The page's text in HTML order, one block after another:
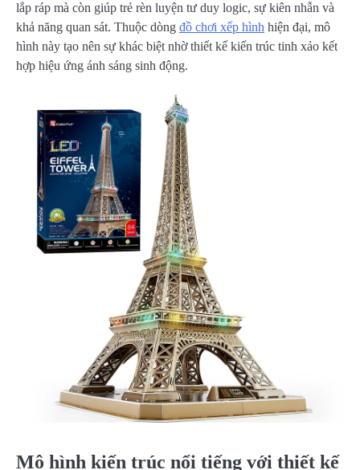
lắp ráp mà còn giúp trẻ rèn luyện tư duy logic, sự kiên nhẫn và
khả năng quan sát. Thuộc dòng đồ chơi xếp hình hiện đại, mô
hình này tạo nên sự khác biệt nhờ thiết kế kiến trúc tinh xảo kết
hợp hiệu ứng ánh sáng sinh động.
Mô hình kiến trúc nổi tiếng với thiết kế